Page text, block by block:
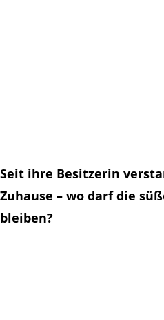
Seit ihre Besitzerin
Zuhause – wo darf die
bleiben?